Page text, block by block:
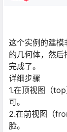
这个实例的建模
的几何体，然
完成了。
详细步骤
1.在顶视图（
可。
2.在前视图（
脸。